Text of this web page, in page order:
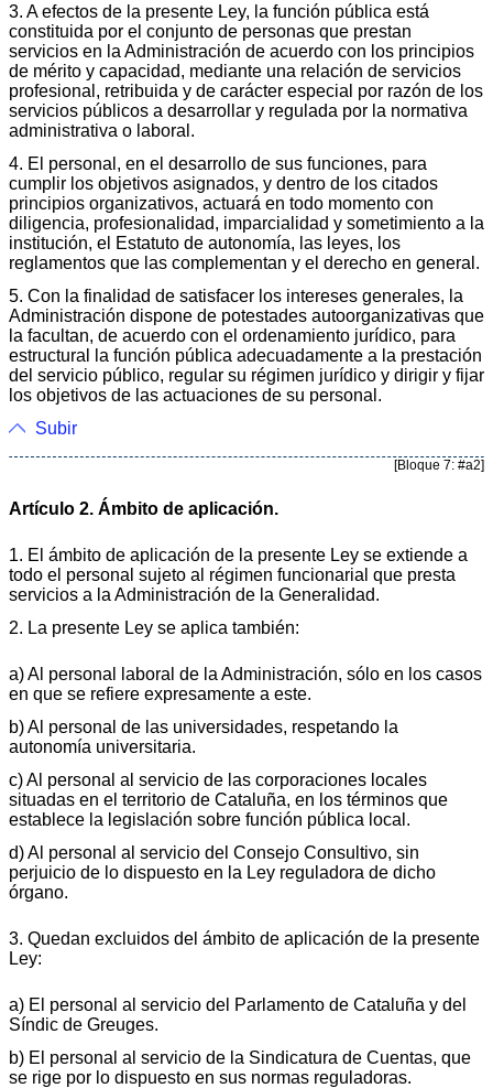
3. A efectos de la presente Ley, la función pública está
constituida por el conjunto de personas que prestan
servicios en la Administración de acuerdo con los principios
de mérito y capacidad, mediante una relación de servicios
profesional, retribuida y de carácter especial por razón de los
servicios públicos a desarrollar y regulada por la normativa
administrativa o laboral.
4. El personal, en el desarrollo de sus funciones, para
cumplir los objetivos asignados, y dentro de los citados
principios organizativos, actuará en todo momento con
diligencia, profesionalidad, imparcialidad y sometimiento a la
institución, el Estatuto de autonomía, las leyes, los
reglamentos que las complementan y el derecho en general.
5. Con la finalidad de satisfacer los intereses generales, la
Administración dispone de potestades autoorganizativas que
la facultan, de acuerdo con el ordenamiento jurídico, para
estructural la función pública adecuadamente a la prestación
del servicio público, regular su régimen jurídico y dirigir y fijar
los objetivos de las actuaciones de su personal.
Subir
[Bloque 7: #a2]
Artículo 2. Ámbito de aplicación.
1. El ámbito de aplicación de la presente Ley se extiende a
todo el personal sujeto al régimen funcionarial que presta
servicios a la Administración de la Generalidad.
2. La presente Ley se aplica también:
a) Al personal laboral de la Administración, sólo en los casos
en que se refiere expresamente a este.
b) Al personal de las universidades, respetando la
autonomía universitaria.
c) Al personal al servicio de las corporaciones locales
situadas en el territorio de Cataluña, en los términos que
establece la legislación sobre función pública local.
d) Al personal al servicio del Consejo Consultivo, sin
perjuicio de lo dispuesto en la Ley reguladora de dicho
órgano.
3. Quedan excluidos del ámbito de aplicación de la presente
Ley:
a) El personal al servicio del Parlamento de Cataluña y del
Síndic de Greuges.
b) El personal al servicio de la Sindicatura de Cuentas, que
se rige por lo dispuesto en sus normas reguladoras.